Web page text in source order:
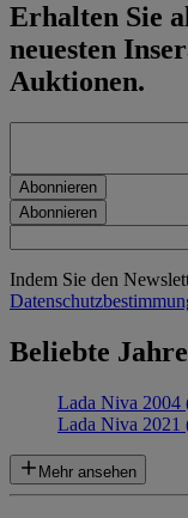
Erhalten Sie
neuesten
Auktionen.
Abonnieren
Abonnieren
Indem Sie den
Beliebte Jahre
Lada Niva 2004
Lada Niva 2021
Mehr ansehen